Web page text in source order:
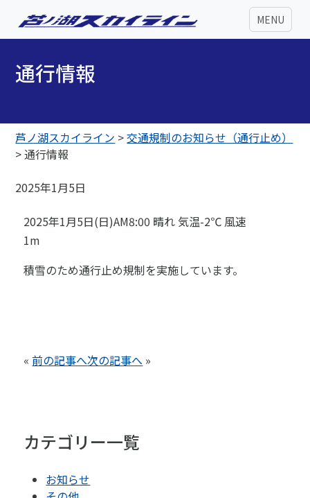
MENU
通行情報
芦ノ湖スカイライン >交通規制のお知らせ（通行止め）
>通行情報
2025年1月5日
2025年1月5日(日)AM8:00 晴れ 気温-2℃ 風速
1m
積雪のため通行止め規制を実施しています。
«前の記事へ次の記事へ »
カテゴリー一覧
お知らせ